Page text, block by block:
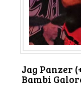
Jag Panzer
Bambi